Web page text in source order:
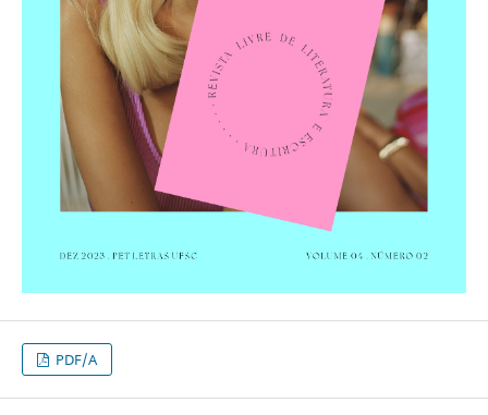
PDF/A